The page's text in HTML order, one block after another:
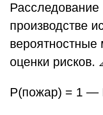
производстве
вероятностные
оценки рисков.
P(пожар) = 1 —